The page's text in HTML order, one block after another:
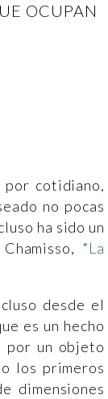
OCUPAN
por cotidiano,
no pocas
ha sido un
“La
desde el
es un hecho
por un objeto
los primeros
dimensiones